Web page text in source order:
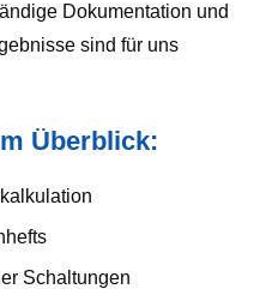
Dokumentation und
sind für uns
Überblick:
Schaltungen